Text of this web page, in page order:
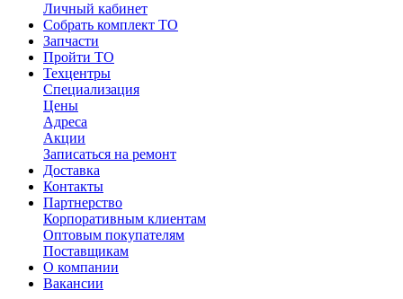
Личный кабинет
Собрать комплект ТО
Запчасти
Пройти ТО
Техцентры
Специализация
Цены
Адреса
Акции
Записаться на ремонт
Доставка
Контакты
Партнерство
Корпоративным клиентам
Оптовым покупателям
Поставщикам
О компании
Вакансии